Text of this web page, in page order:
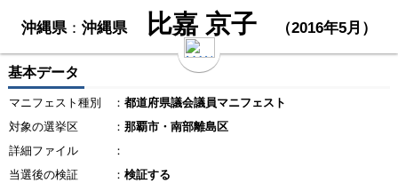
沖縄県：沖縄県 比嘉 京子 （2016年5月）
基本データ
マニフェスト種別 ： 都道府県議会議員マニフェスト
対象の選挙区
： 那覇市・南部離島区
詳細ファイル
：
当選後の検証
： 検証する